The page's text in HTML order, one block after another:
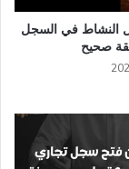
النشاط في السجل
صحيح